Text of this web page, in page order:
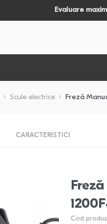
Evaluare
Scule electrice Freză
CARACTERISTICI
Cod